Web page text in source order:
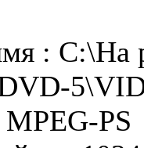
: C:\На
PS